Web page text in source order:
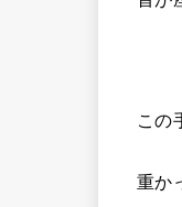
この
重か